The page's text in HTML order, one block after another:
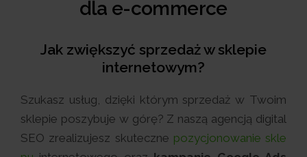
dla e-commerce
Jak zwiększyć sprzedaż w sklepie
internetowym?
Szukasz usług, dzięki którym sprzedaż w Twoim
sklepie poszybuje w górę? Z naszą agencją digital
SEO zrealizujesz skuteczne pozycjonowanie skle